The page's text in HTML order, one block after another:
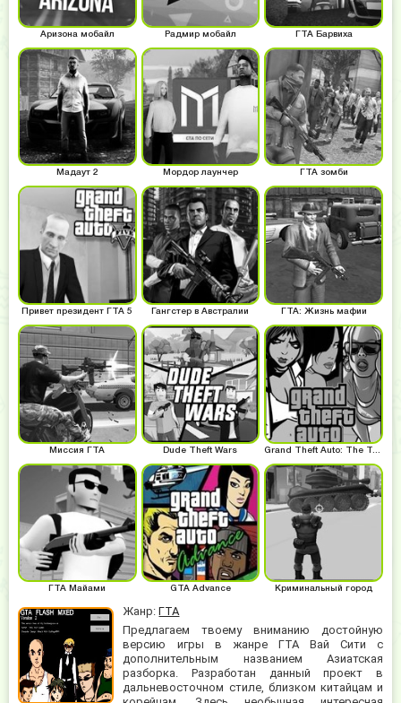
Жанр:ГТА
Предлагаем твоему вниманию достойную
версию игры в жанре ГТА Вай Сити с
дополнительным названием Азиатская
разборка. Разработан данный проект в
дальневосточном стиле, близком китайцам и
Аризона мобайл Радмир мобайл ГТА Барвиха
Мадаут 2 Мордор лаунчер ГТА зомби
Привет президент ГТА 5 Гангстер в Австралии ГТА: Жизнь мафии
Миссия ГТА Dude Theft Wars
ГТА Майами GTA Advance Криминальный город